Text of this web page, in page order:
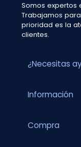
Somos expertos
Trabajamos
prioridad es la
clientes.
¿Necesitas
Información
Compra